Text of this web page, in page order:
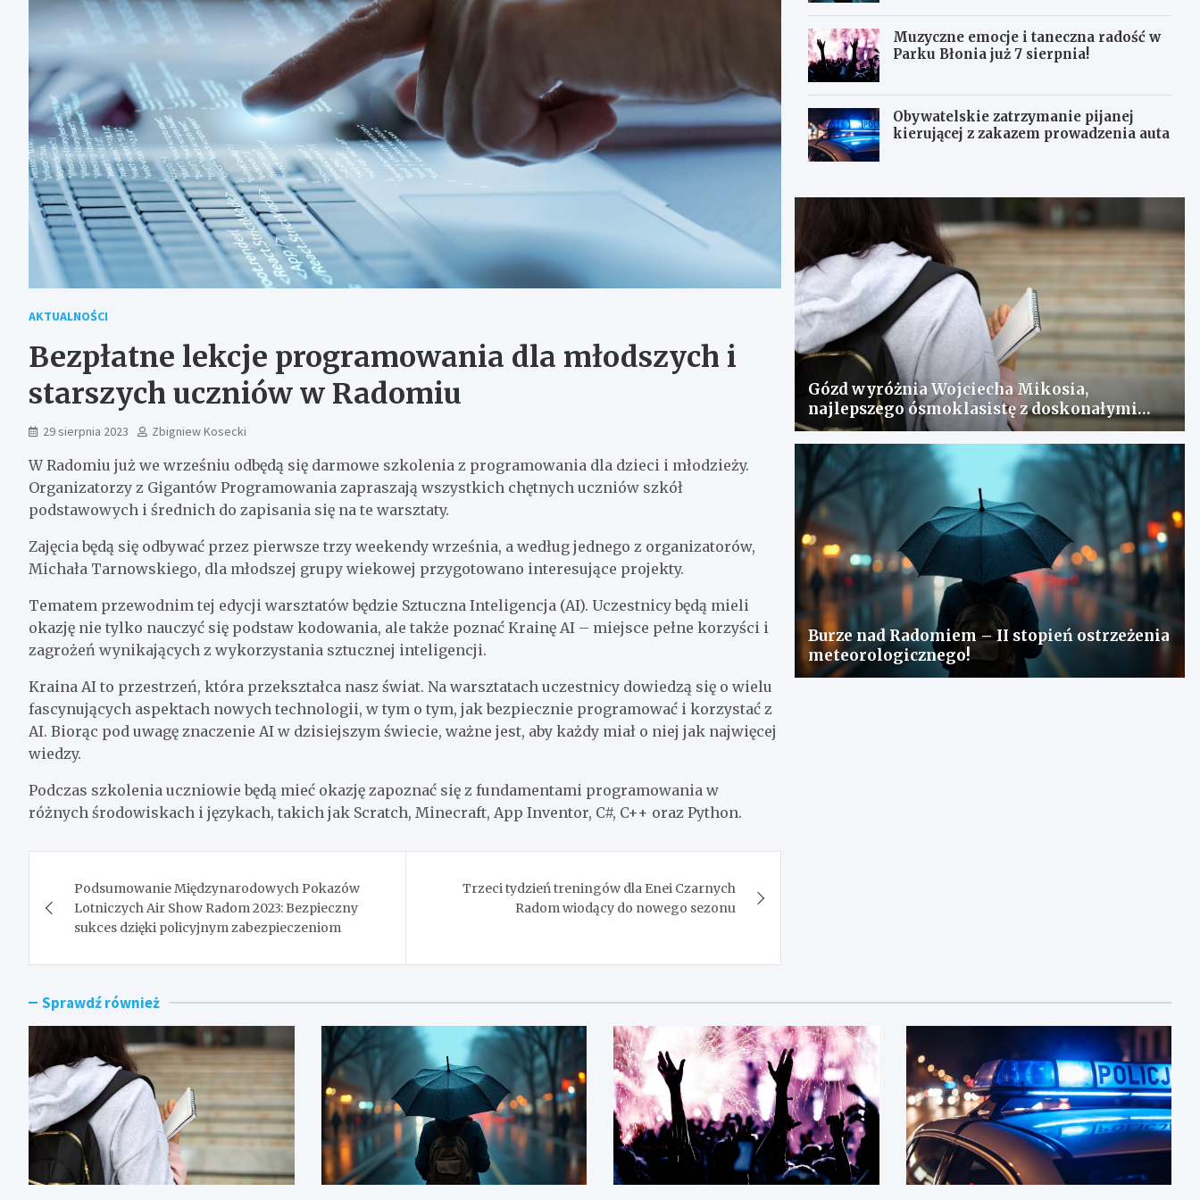
AKTUALNOŚCI
Bezpłatne lekcje programowania dla młodszych i
starszych uczniów w Radomiu
29 sierpnia 2023 Zbigniew Kosecki
W Radomiu już we wrześniu odbędą się darmowe szkolenia z programowania dla dzieci i młodzieży.
Organizatorzy z Gigantów Programowania zapraszają wszystkich chętnych uczniów szkół
podstawowych i średnich do zapisania się na te warsztaty.
Zajęcia będą się odbywać przez pierwsze trzy weekendy września, a według jednego z organizatorów,
Michała Tarnowskiego, dla młodszej grupy wiekowej przygotowano interesujące projekty.
Tematem przewodnim tej edycji warsztatów będzie Sztuczna Inteligencja (AI). Uczestnicy będą mieli
okazję nie tylko nauczyć się podstaw kodowania, ale także poznać Krainę AI – miejsce pełne korzyści i
zagrożeń wynikających z wykorzystania sztucznej inteligencji.
Kraina AI to przestrzeń, która przekształca nasz świat. Na warsztatach uczestnicy dowiedzą się o wielu
fascynujących aspektach nowych technologii, w tym o tym, jak bezpiecznie programować i korzystać z
AI. Biorąc pod uwagę znaczenie AI w dzisiejszym świecie, ważne jest, aby każdy miał o niej jak najwięcej
wiedzy.
Podczas szkolenia uczniowie będą mieć okazję zapoznać się z fundamentami programowania w
różnych środowiskach i językach, takich jak Scratch, Minecraft, App Inventor, C#, C++ oraz Python.
wpisu
Podsumowanie Międzynarodowych Pokazów
Lotniczych Air Show Radom 2023: Bezpieczny
sukces dzięki policyjnym zabezpieczeniom
Trzeci tydzień treningów dla Enei Czarnych
Radom wiodący do nowego sezonu
Muzyczne emocje i taneczna radość w
Parku Błonia już 7 sierpnia!
Obywatelskie zatrzymanie pijanej
kierującej z zakazem prowadzenia auta
Gózd wyróżnia Wojciecha Mikosia,
najlepszego ósmoklasistę z doskonałymi
wynikami!
Burze nad Radomiem – II stopień ostrzeżenia
meteorologicznego!
Sprawdź również